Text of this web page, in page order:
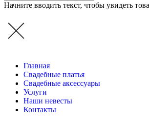
Начните вводить текст, чтобы увидеть
Главная
Свадебные платья
Свадебные аксессуары
Услуги
Наши невесты
Контакты